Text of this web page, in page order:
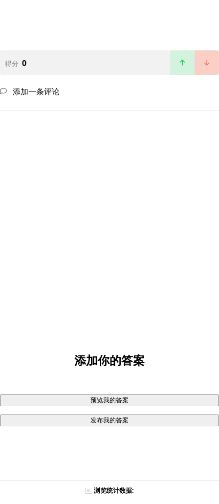
得分 0
添加一条评论
添加你的答案
预览我的答案
发布我的答案
浏览统计数据: